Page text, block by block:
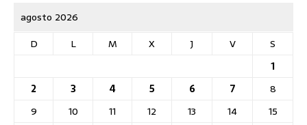
agosto 2026
D
L M X J V
S
1
2
3 4 5 6 7
8
9
10 11 12 13 14
15